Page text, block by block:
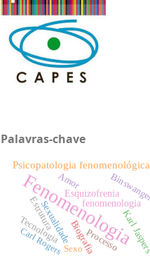
Palavras-chave
Fenomenologia
Psicopatologia fenomenológica
Esquizofrenia
fenomenologia
Karl Jaspers
Biografia
Sexualidade
Amor
Tecnologia
Estrutura
Binswanger
Processo
Carl RogersSexo